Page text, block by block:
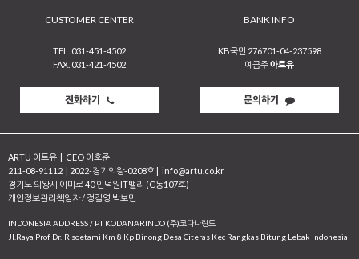
CUSTOMER CENTER
TEL. 031-451-4502
FAX. 031-421-4502
전화하기
BANK INFO
KB국민 276701-04-237598
예금주아트유
문의하기
ARTU 아트유 | CEO 이호준
211-08-91112 | 2022-경기의왕-0208호 | info@artu.co.kr
경기도 의왕시 이미로 40 인덕원IT밸리 (C동107호)
개인정보관리책임자 / 정길영 박보민
INDONESIA ADDRESS / PT KODANARINDO (주)코다나린도
JI.Raya Prof Dr.IR soetami Km 8 Kp Binong Desa Citeras Kec Rangkas Bitung Lebak Indonesia